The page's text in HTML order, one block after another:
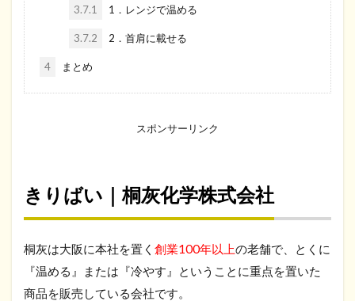
3.7.1 1．レンジで温める
3.7.2 2．首肩に載せる
4 まとめ
スポンサーリンク
きりばい｜桐灰化学株式会社
桐灰は大阪に本社を置く 創業100年以上の老舗で、とくに
『温める』または『冷やす』ということに重点を置いた
商品を販売している会社です。